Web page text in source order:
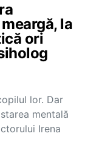
la
ori
lor. Dar
mentală
Irena